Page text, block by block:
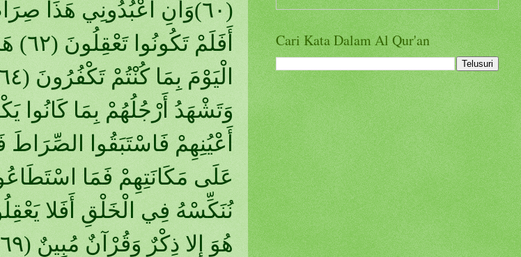
Cari Kata Dalam Al Qur'an